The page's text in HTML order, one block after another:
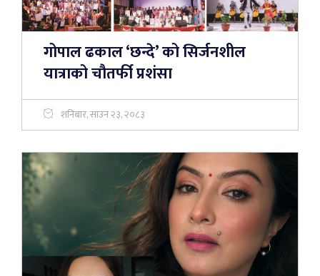
गोपाल ढकाल ‘छन्दे’ को सिर्जनशील
यात्राको चौतर्फी प्रशंसा
शनिबार, साउन २३, २०८३